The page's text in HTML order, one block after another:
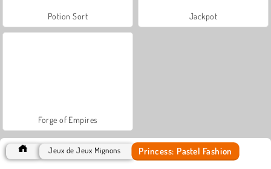
Potion Sort Jackpot
Forge of Empires
Jeux de Jeux Mignons Princess: Pastel Fashion